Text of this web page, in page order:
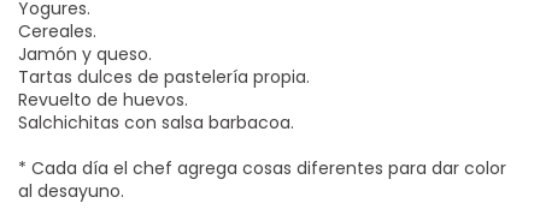
Yogures.
Cereales.
Jamón y queso.
Tartas dulces de pastelería propia.
Revuelto de huevos.
Salchichitas con salsa barbacoa.
* Cada día el chef agrega cosas diferentes para dar color
al desayuno.